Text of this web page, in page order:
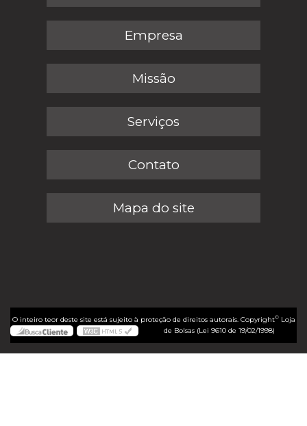
Empresa
Missão
Serviços
Contato
Mapa do site
O inteiro teor deste site está sujeito à proteção de direitos autorais. Copyright©Loja
de Bolsas (Lei 9610 de 19/02/1998)